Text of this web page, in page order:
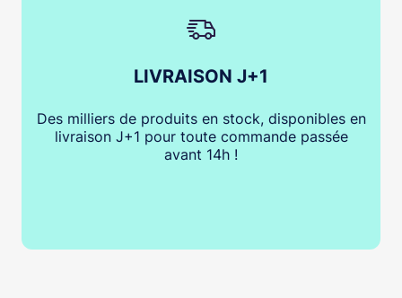
LIVRAISON J+1
Des milliers de produits en stock, disponibles en
livraison J+1 pour toute commande passée
avant 14h !